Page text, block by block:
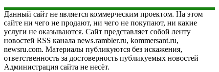
Данный сайт не является коммерческим проектом. На этом
сайте ни чего не продают, ни чего не покупают, ни какие
услуги не оказываются. Сайт представляет собой ленту
новостей RSS канала news.rambler.ru, kommersant.ru,
newsru.com. Материалы публикуются без искажения,
ответственность за достоверность публикуемых новостей
Администрация сайта не несёт.